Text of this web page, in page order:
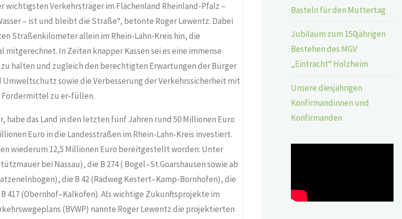
Verkehrsträger im Flächenland Rheinland-Pfalz –
– ist und bleibt die Straße“, betonte Roger Lewentz. Dabei
Straßenkilometer allein im Rhein-Lahn-Kreis hin, die
In Zeiten knapper Kassen sei es eine immense
halten und zugleich den berechtigten Erwartungen der Bürger
sowie die Verbesserung der Verkehrssicherheit mit
zu er-füllen.
habe das Land in den letzten fünf Jahren rund 50 Millionen Euro
Euro in die Landesstraßen im Rhein-Lahn-Kreis investiert.
wiederum 12,5 Millionen Euro bereitgestellt worden: Unter
bei Nassau), die B 274 ( Bogel–St.Goarshausen sowie ab
die B 42 (Radweg Kestert–Kamp-Bornhofen), die
417 (Obernhof–Kalkofen). Als wichtige Zukunftsprojekte im
(BVWP) nannte Roger Lewentz die projektierten
Basteln für den Muttertag
Jubiläum zum 150jährigen
Bestehen des MGV
„Eintracht“ Holzheim
Unsere diesjährigen
Konfirmandinnen und
Konfirmanden